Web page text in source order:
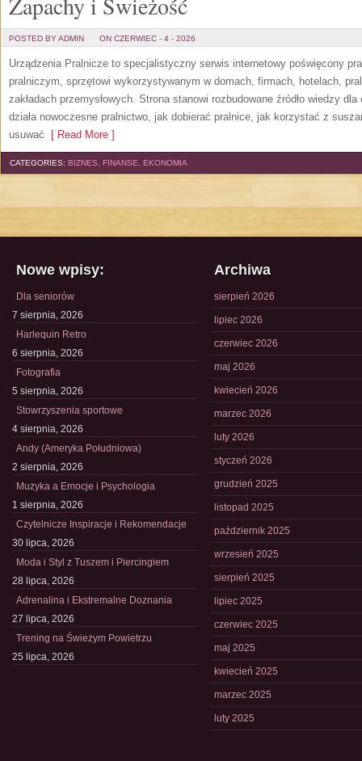
POSTED BY ADMIN ON CZERWIEC - 4 - 2026
Urządzenia Pralnicze to specjalistyczny serwis internetowy poświęcony
pralniczym, sprzętowi wykorzystywanym w domach, firmach, hotelach,
zakładach przemysłowych. Strona stanowi rozbudowane źródło wiedzy
działa nowoczesne pralnictwo, jak dobierać pralnice, jak korzystać z
usuwać [ Read More ]
CATEGORIES: BIZNES, FINANSE, EKONOMIA
Nowe wpisy:
Dla seniorów
7 sierpnia, 2026
Harlequin Retro
6 sierpnia, 2026
Fotografia
5 sierpnia, 2026
Stowrzyszenia sportowe
4 sierpnia, 2026
Andy (Ameryka Południowa)
2 sierpnia, 2026
Muzyka a Emocje i Psychologia
1 sierpnia, 2026
Czytelnicze Inspiracje i Rekomendacje
30 lipca, 2026
Moda i Styl z Tuszem i Piercingiem
28 lipca, 2026
Adrenalina i Ekstremalne Doznania
27 lipca, 2026
Trening na Świeżym Powietrzu
25 lipca, 2026
Archiwa
sierpień 2026
lipiec 2026
czerwiec 2026
maj 2026
kwiecień 2026
marzec 2026
luty 2026
styczeń 2026
grudzień 2025
listopad 2025
październik 2025
wrzesień 2025
sierpień 2025
lipiec 2025
czerwiec 2025
maj 2025
kwiecień 2025
marzec 2025
luty 2025